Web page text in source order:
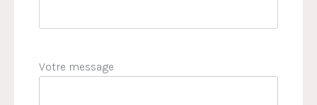
Votre message